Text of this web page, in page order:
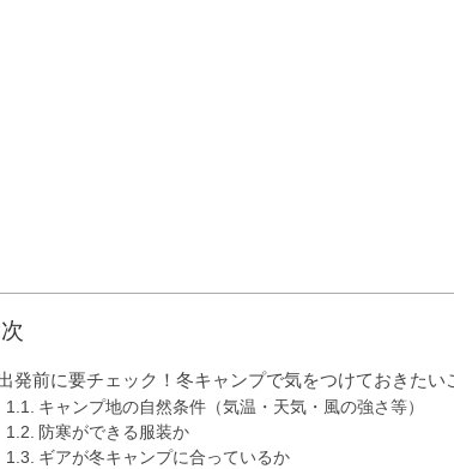
発前に要チェック！冬キャンプで気をつけておきたい
キャンプ地の自然条件（気温・天気・風の強さ等）
防寒ができる服装か
ギアが冬キャンプに合っているか